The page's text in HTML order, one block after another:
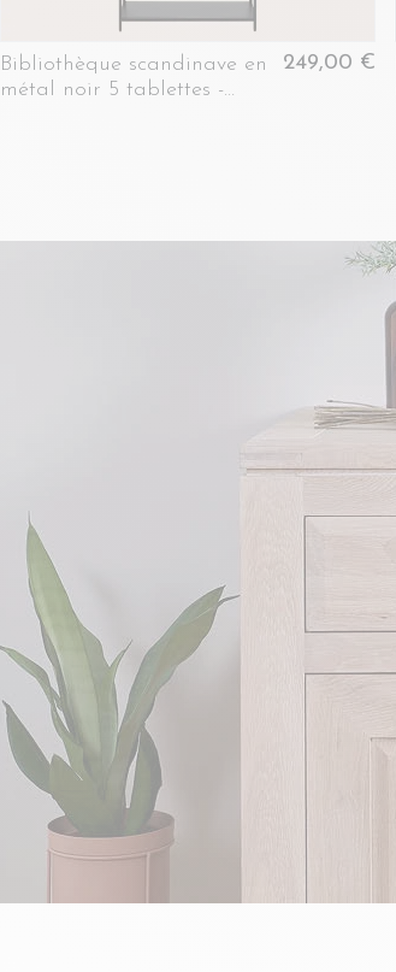
Bibliothèque scandinave en
métal noir 5 tablettes -
249,00 €